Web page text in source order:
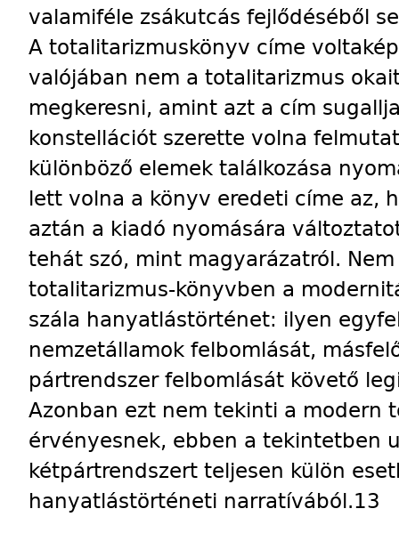
valamiféle zsákutcás fejlődéséből
A totalitarizmuskönyv címe
valójában nem a totalitarizmus
megkeresni, amint azt a cím
konstellációt szerette volna
különböző elemek találkozása
lett volna a könyv eredeti címe az,
aztán a kiadó nyomására
tehát szó, mint magyarázatról.
totalitarizmus-könyvben a
szála hanyatlástörténet: ilyen
nemzetállamok felbomlását,
pártrendszer felbomlását követő
Azonban ezt nem tekinti a modern
érvényesnek, ebben a tekintetben
kétpártrendszert teljesen külön
hanyatlástörténeti narratívából.13